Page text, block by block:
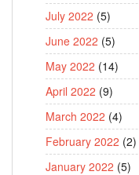
July 2022 (5)
June 2022 (5)
May 2022 (14)
April 2022 (9)
March 2022 (4)
February 2022 (2)
January 2022 (5)